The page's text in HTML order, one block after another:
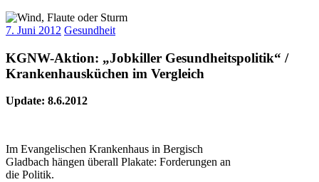
7. Juni 2012 Gesundheit
KGNW-Aktion: „Jobkiller Gesundheitspolitik“ /
Krankenhausküchen im Vergleich
Update: 8.6.2012
Im Evangelischen Krankenhaus in Bergisch
Gladbach hängen überall Plakate: Forderungen an
die Politik.